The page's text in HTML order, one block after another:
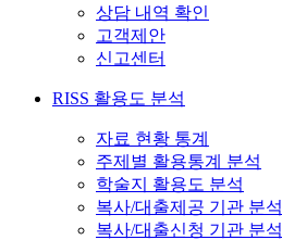
상담 내역 확인
고객제안
신고센터
RISS 활용도 분석
자료 현황 통계
주제별 활용통계 분석
학술지 활용도 분석
복사/대출제공 기관 분석
복사/대출신청 기관 분석